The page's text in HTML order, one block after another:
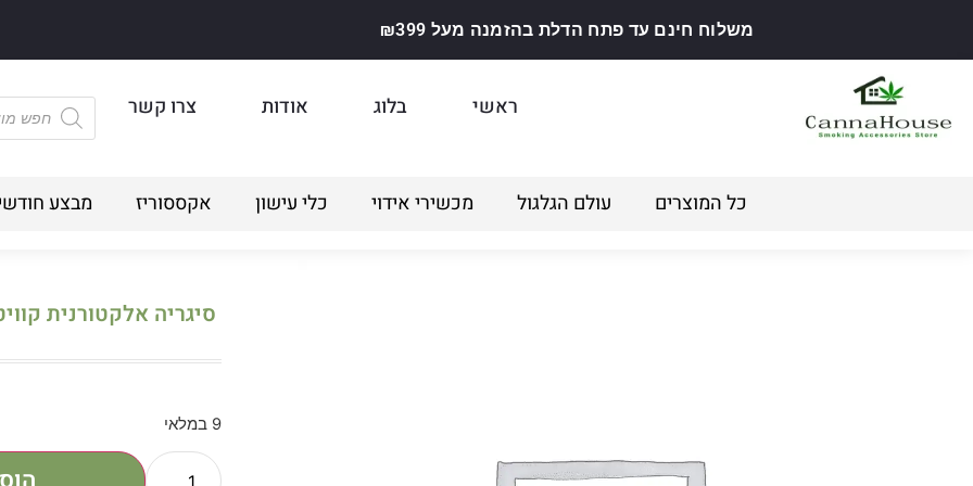
משלוח חינם עד פתח הדלת בהזמנה מעל ₪399
ראשי בלוג אודות צרו קשר
כל המוצרים עולם הגלגול מכשירי אידוי כלי עישון אקססוריז מבצע
סיגריה אלקטורנית קוויט 38 – אל
9 במלאי